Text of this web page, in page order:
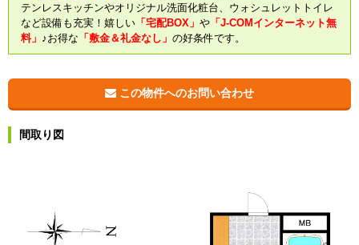
テンレスキッチンやオリジナル洗面化粧台、ウォシュレットトイレ
など設備も充実！嬉しい 「宅配BOX」 や 「J-COMインターネット無
料」 ♪お得な 「敷金＆礼金なし」 の好条件です。
この物件へのお問い合わせ
間取り図